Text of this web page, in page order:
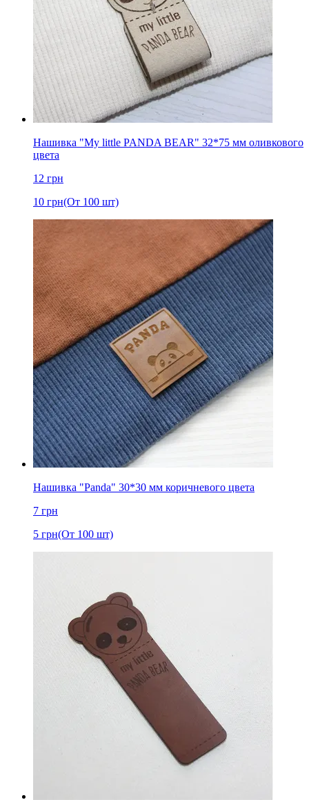
Нашивка "My little PANDA BEAR" 32*75 мм оливкового
цвета
12 грн
10 грн(От 100 шт)
Нашивка "Panda" 30*30 мм коричневого цвета
7 грн
5 грн(От 100 шт)